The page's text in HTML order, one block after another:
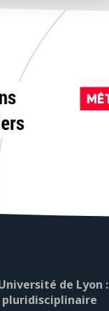
de Lyon :